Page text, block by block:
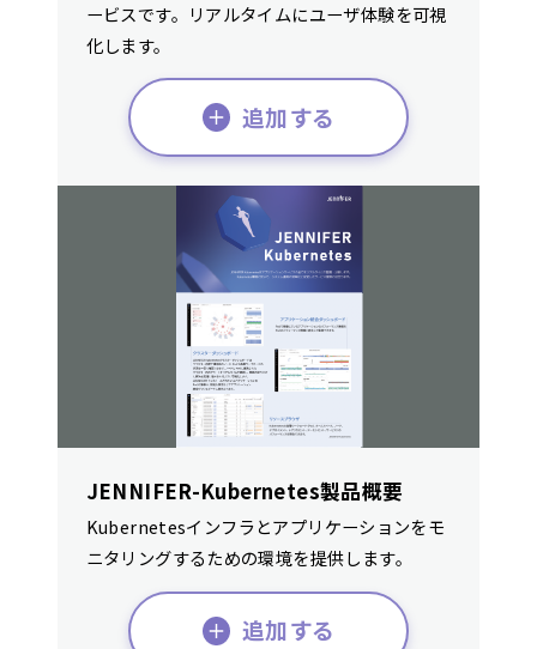
ービスです。リアルタイムにユーザ体験を可視
化します。
追加する
JENNIFER-Kubernetes製品概要
Kubernetesインフラとアプリケーションをモ
ニタリングするための環境を提供します。
追加する